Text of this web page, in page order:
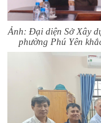
Ảnh: Đại diện Sở Xây
phường Phú Yên